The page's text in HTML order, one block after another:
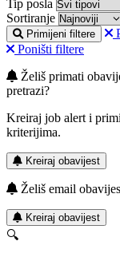
Tip posla
Sortiranje
Primijeni filtere
Poništi filtere
Želiš primati
pretrazi?
Kreiraj job alert i
kriterijima.
Kreiraj obavijest
Želiš email
Kreiraj obavijest
🔍